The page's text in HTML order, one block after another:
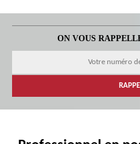
ON VOUS